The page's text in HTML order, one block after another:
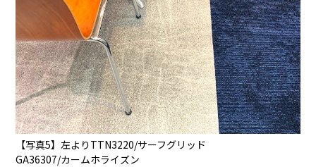
【写真5】左よりTTN3220/サーフグリッド
GA36307/カームホライズン